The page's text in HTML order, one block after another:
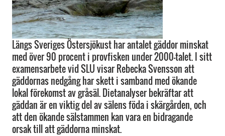
Längs Sveriges Östersjökust har antalet gäddor minskat
med över 90 procent i provfisken under 2000-talet. I sitt
examensarbete vid SLU visar Rebecka Svensson att
gäddornas nedgång har skett i samband med ökande
lokal förekomst av gråsäl. Dietanalyser bekräftar att
gäddan är en viktig del av sälens föda i skärgården, och
att den ökande sälstammen kan vara en bidragande
orsak till att gäddorna minskat.